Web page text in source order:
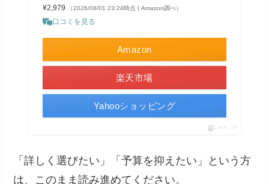
¥2,979
（2026/08/01 23:24時点 | Amazon調べ）
口コミを見る
Amazon
楽天市場
Yahooショッピング
ポチップ
「詳しく選びたい」「予算を抑えたい」という方
は、このまま読み進めてください。